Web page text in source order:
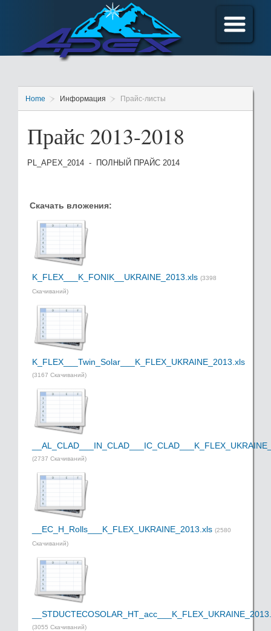
Home Информация Прайс-листы
Прайс 2013-2018
PL_APEX_2014 - ПОЛНЫЙ ПРАЙС 2014
Скачать вложения:
K_FLEX___K_FONIK__UKRAINE_2013.xls (3398
Скачиваний)
K_FLEX___Twin_Solar___K_FLEX_UKRAINE_2013.xls
(3167 Скачиваний)
(2737 Скачиваний)
__EC_H_Rolls___K_FLEX_UKRAINE_2013.xls (2580
Скачиваний)
(3055 Скачиваний)